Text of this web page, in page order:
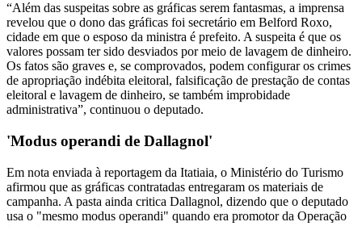
“Além das suspeitas sobre as gráficas serem fantasmas, a imprensa
revelou que o dono das gráficas foi secretário em Belford Roxo,
cidade em que o esposo da ministra é prefeito. A suspeita é que os
valores possam ter sido desviados por meio de lavagem de dinheiro.
Os fatos são graves e, se comprovados, podem configurar os crimes
de apropriação indébita eleitoral, falsificação de prestação de contas
eleitoral e lavagem de dinheiro, se também improbidade
administrativa”, continuou o deputado.
'Modus operandi de Dallagnol'
Em nota enviada à reportagem da Itatiaia, o Ministério do Turismo
afirmou que as gráficas contratadas entregaram os materiais de
campanha. A pasta ainda critica Dallagnol, dizendo que o deputado
usa o "mesmo modus operandi" quando era promotor da Operação